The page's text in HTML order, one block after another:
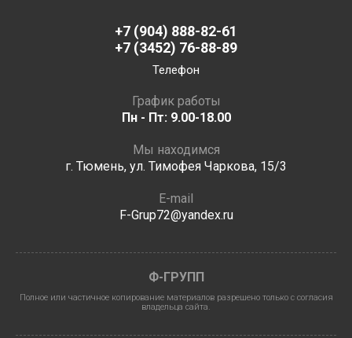
+7 (904) 888-82-61
+7 (3452) 76-88-89
Телефон
График работы
Пн - Пт: 9.00-18.00
Мы находимся
г. Тюмень, ул. Тимофея Чаркова, 15/3
E-mail
F-Grup72@yandex.ru
Ф-ГРУПП
Полное или частичное копирование материалов разрешено только с согласия
владельца сайта.